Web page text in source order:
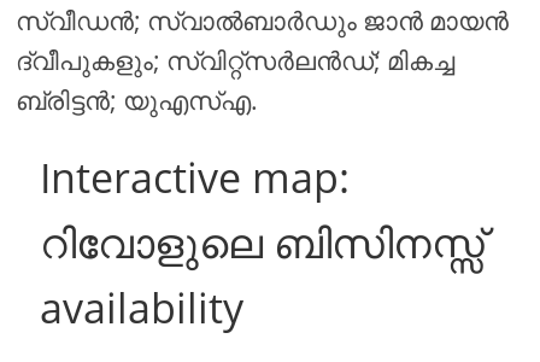
സ്വീഡൻ; സ്വാൽബാർഡും ജാൻ മായൻ
ദ്വീപുകളും; സ്വിറ്റ്സർലൻഡ്; മികച്ച
ബ്രിട്ടൻ; യുഎസ്എ.
Interactive map:
റിവോളുലെ ബിസിനസ്സ്
availability